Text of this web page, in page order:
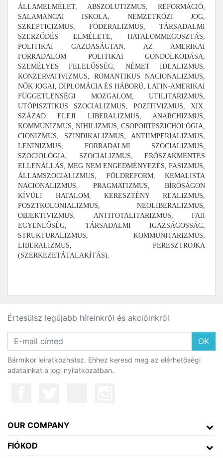
ÁLLAMELMÉLET, ABSZOLUTIZMUS, REFORMÁCIÓ,
SALAMANCAI ISKOLA, NEMZETKÖZI JOG,
SZKEPTICIZMUS, FÖDERALIZMUS, TÁRSADALMI
SZERZŐDÉS ELMÉLETE, HATALOMMEGOSZTÁS,
POLITIKAI GAZDASÁGTAN, AZ AMERIKAI
FORRADALOM POLITIKAI GONDOLKODÁSA,
SZEMÉLYES FELELŐSSÉG, NÉMET IDEALIZMUS,
KONZERVATIVIZMUS, ROMANTIKUS NACIONALIZMUS,
NŐK JOGAI, DIPLOMÁCIA ÉS HÁBORÚ, LATIN-AMERIKAI
FÜGGETLENSÉGI MOZGALOM, UTILITARIZMUS,
UTÓPISZTIKUS SZOCIALIZMUS, POZITIVIZMUS, XIX.
SZÁZAD ELEJI LIBERALIZMUS, ANARCHIZMUS,
KOMMUNIZMUS, NIHILIZMUS, CSOPORTPSZICHOLÓGIA,
CIONIZMUS, SZINDIKALIZMUS, ANTIIMPERIALIZMUS,
LENINIZMUS, FORRADALMI SZOCIALIZMUS,
SZOCIOLÓGIA, SZOCIALIZMUS, ERŐSZAKMENTES
ELLENÁLLÁS, MEG NEM ENGEDMÉNYEZÉS, FASIZMUS,
ÁLLAMSZOCIALIZMUS, FÖLDREFORM, KEMALISTA
NACIONALIZMUS, PRAGMATIZMUS, BÍRÓSÁGON
KÍVÜLI HATALOM, KERESZTÉNY REALIZMUS,
POSZTKOLONIALIZMUS, NEOLIBERALIZMUS,
OBJEKTIVIZMUS, ANTITOTALITARIZMUS, FAJI
EGYENLŐSÉG, TÁRSADALMI IGAZSÁGOSSÁG,
STRUKTURALIZMUS, KOMMUNITARIZMUS,
LIBERALIZMUS, PERESZTROJKA
(SZERKEZETÁTALAKÍTÁS).
Értesülsz legújabb híreinkről és akcióinkról
OK
Bármikor leiratkozhatsz. Ehhez keresd meg az elérhetőségi
adatainkat a jogi nyilatkozatban.
OUR COMPANY
FIÓKOD